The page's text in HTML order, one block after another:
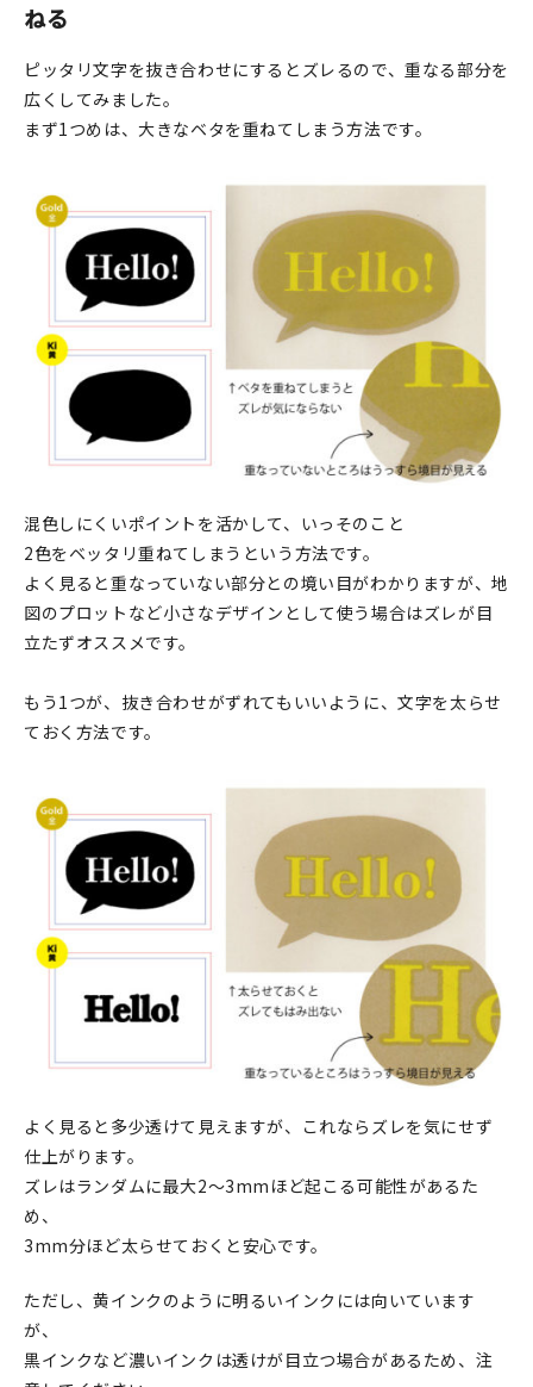
ねる
ピッタリ文字を抜き合わせにするとズレるので、重なる部分を
広くしてみました。
まず1つめは、大きなベタを重ねてしまう方法です。
混色しにくいポイントを活かして、いっそのこと
2色をベッタリ重ねてしまうという方法です。
よく見ると重なっていない部分との境い目がわかりますが、地
図のプロットなど小さなデザインとして使う場合はズレが目
立たずオススメです。
もう1つが、抜き合わせがずれてもいいように、文字を太らせ
ておく方法です。
よく見ると多少透けて見えますが、これならズレを気にせず
仕上がります。
ズレはランダムに最大2～3mmほど起こる可能性があるた
め、
3mm分ほど太らせておくと安心です。
ただし、黄インクのように明るいインクには向いています
が、
黒インクなど濃いインクは透けが目立つ場合があるため、注